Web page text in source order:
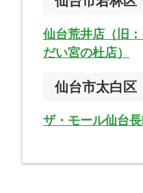
仙台荒井店（旧
だい宮の杜店）
仙台市太白区
ザ・モール仙台